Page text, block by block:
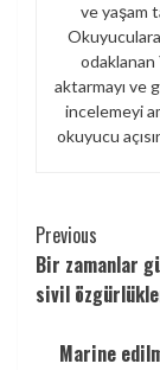
ve yaşam
odaklanan
aktarmayı ve
incelemeyi
okuyucu
Continue
Reading
Previous
Bir zamanlar
sivil
Marine